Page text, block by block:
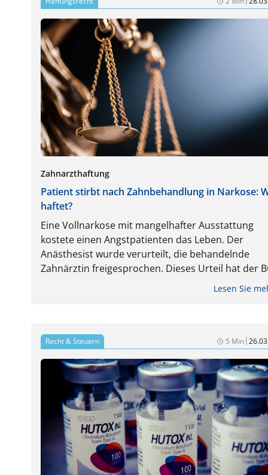
Zahnarzthaftung
Patient stirbt nach Zahnbehandlung in Narkose:
haftet?
Eine Vollnarkose mit mangelhafter Ausstattung
kostete einen Angstpatienten das Leben. Der
Anästhesist wurde verurteilt, die behandelnde
Zahnärztin freigesprochen. Dieses Urteil hat der
nun kassiert. Was die Entscheidung bedeutet –
Lesen Sie
Recht & Steuern 5 Min|